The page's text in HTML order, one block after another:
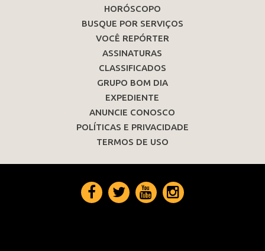
HORÓSCOPO
BUSQUE POR SERVIÇOS
VOCÊ REPÓRTER
ASSINATURAS
CLASSIFICADOS
GRUPO BOM DIA
EXPEDIENTE
ANUNCIE CONOSCO
POLÍTICAS E PRIVACIDADE
TERMOS DE USO